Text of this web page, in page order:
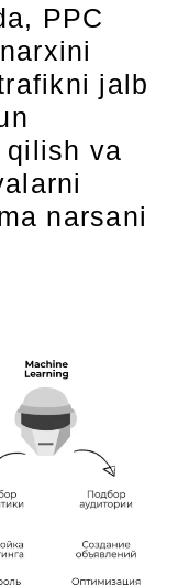
PPC
jalb
qilish va
narsani